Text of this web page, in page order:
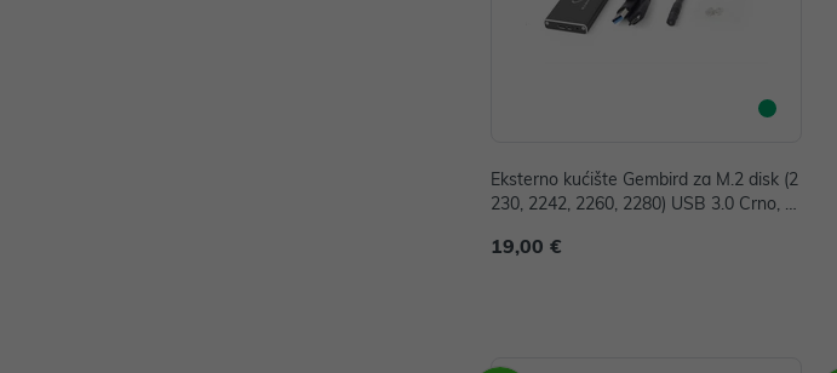
Eksterno kućište Gembird za M.2 disk (2
230, 2242, 2260, 2280) USB 3.0 Crno, E
19,00 €